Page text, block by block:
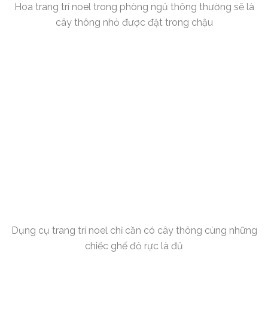
Hoa trang trí noel trong phòng ngủ thông thường sẽ là
cây thông nhỏ được đặt trong chậu
Dụng cụ trang trí noel chỉ cần có cây thông cùng những
chiếc ghế đỏ rực là đủ